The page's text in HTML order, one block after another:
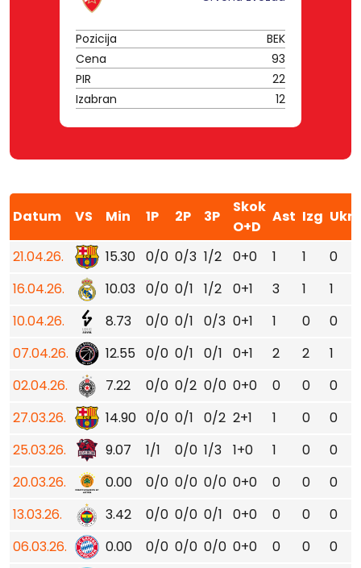
Pozicija
BEK
Cena
93
PIR
22
Izabran
12
Datum VS Min 1P 2P 3P
Skok
O+D
Ast Izg Ukr
21.04.26. 15.30 0/0 0/3 1/2 0+0 1 1 0
16.04.26.
10.03 0/0 0/1 1/2 0+1 3 1 1
10.04.26.
8.73 0/0 0/1 0/3 0+1 1 0 0
07.04.26.
12.55 0/0 0/1 0/1 0+1 2 2 1
02.04.26.
7.22 0/0 0/2 0/0 0+0 0 0 0
27.03.26.
14.90 0/0 0/1 0/2 2+1 1 0 0
25.03.26.
9.07 1/1 0/0 1/3 1+0 1 0 0
20.03.26.
0.00 0/0 0/0 0/0 0+0 0 0 0
13.03.26.
3.42 0/0 0/0 0/1 0+0 0 0 0
06.03.26.
0.00 0/0 0/0 0/0 0+0 0 0 0